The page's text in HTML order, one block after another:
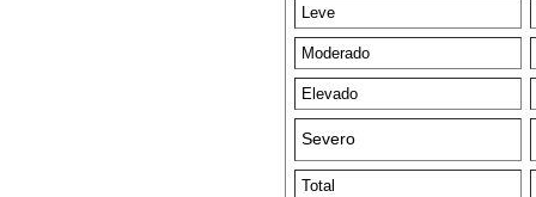
Leve
Moderado
Elevado
Severo
Total